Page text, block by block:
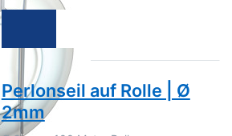
Perlonseil auf Rolle | Ø
2mm